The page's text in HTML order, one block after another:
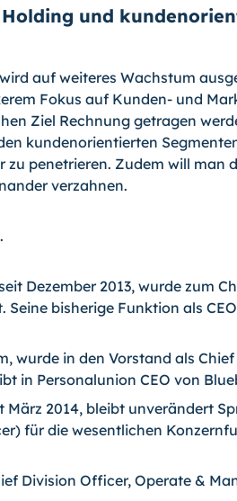
und
auf weiteres Wachstum
Fokus auf Kunden- und
Ziel Rechnung getragen
kundenorientierten
penetrieren. Zudem will man
verzahnen.
Dezember 2013, wurde zum
Seine bisherige Funktion als
wurde in den Vorstand als
in Personalunion CEO von
2014, bleibt unverändert
für die wesentlichen
Division Officer, Operate &